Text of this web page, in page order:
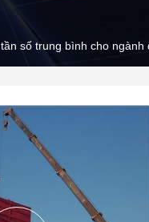
số trung bình cho ngành